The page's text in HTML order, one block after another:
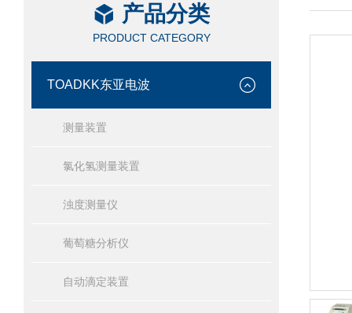
产品分类
PRODUCT CATEGORY
TOADKK东亚电波
测量装置
氯化氢测量装置
浊度测量仪
葡萄糖分析仪
自动滴定装置
/